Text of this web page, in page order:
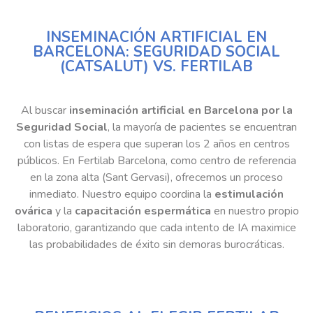
INSEMINACIÓN ARTIFICIAL EN
BARCELONA: SEGURIDAD SOCIAL
(CATSALUT) VS. FERTILAB
Al buscar inseminación artificial en Barcelona por la
Seguridad Social, la mayoría de pacientes se encuentran
con listas de espera que superan los 2 años en centros
públicos. En Fertilab Barcelona, como centro de referencia
en la zona alta (Sant Gervasi), ofrecemos un proceso
inmediato. Nuestro equipo coordina la estimulación
ovárica y la capacitación espermática en nuestro propio
laboratorio, garantizando que cada intento de IA maximice
las probabilidades de éxito sin demoras burocráticas.